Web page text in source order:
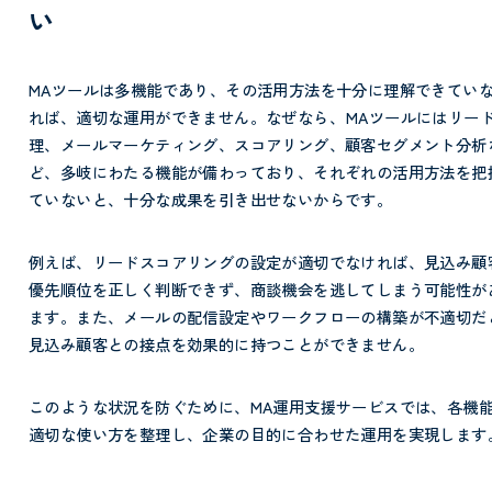
い
MAツールは多機能であり、その活用方法を十分に理解できてい
れば、適切な運用ができません。なぜなら、 MAツールにはリー
理、メールマーケティング、スコアリング、顧客セグメント分析
ど、多岐にわたる機能が備わっており、それぞれの活用方法を把
ていないと、十分な成果を引き出せないからです。
例えば、リードスコアリングの設定が適切でなければ、見込み顧
優先順位を正しく判断できず、商談機会を逃してしまう可能性が
ます。また、メールの配信設定やワークフローの構築が不適切だ
見込み顧客との接点を効果的に持つことができません。
このような状況を防ぐために、MA運用支援サービスでは、各機
適切な使い方を整理し、企業の目的に合わせた運用を実現します